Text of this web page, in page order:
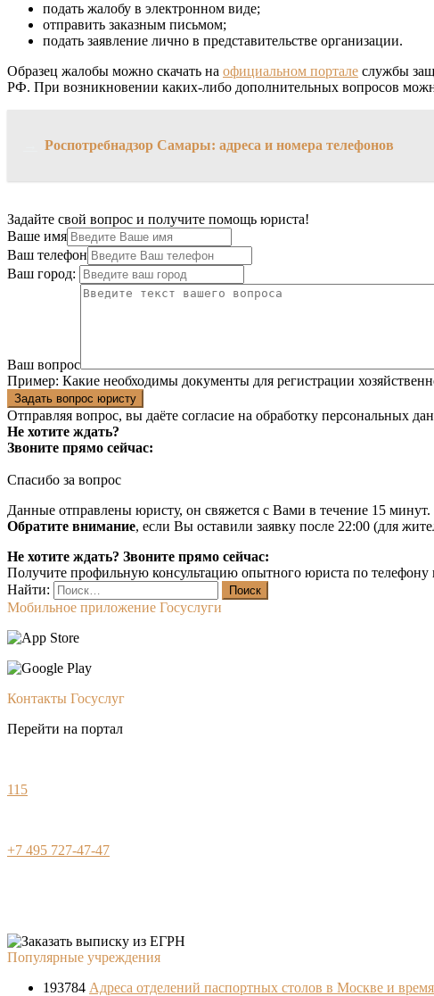
подать жалобу в электронном виде;
отправить заказным письмом;
подать заявление лично в представительстве организации.
Образец жалобы можно скачать на официальном портале службы
РФ. При возникновении каких-либо дополнительных вопросов
Роспотребнадзор Самары: адреса и номера телефонов
Задайте свой вопрос и получите помощь юриста!
Ваше имя
Ваш телефон
Ваш город:
Ваш вопрос
Пример: Какие необходимы документы для регистрации
Задать вопрос юристу
Отправляя вопрос, вы даёте согласие на обработку персональных
Не хотите ждать?
Звоните прямо сейчас:
Спасибо за вопрос
Данные отправлены юристу, он свяжется с Вами в течение 15 минут.
Обратите внимание, если Вы оставили заявку после 22:00 (для
Не хотите ждать? Звоните прямо сейчас:
Получите профильную консультацию опытного юриста по телефону
Найти:
Мобильное приложение Госуслуги
Контакты Госуслуг
Перейти на портал
115
+7 495 727-47-47
Популярные учреждения
193784 Адреса отделений паспортных столов в Москве и